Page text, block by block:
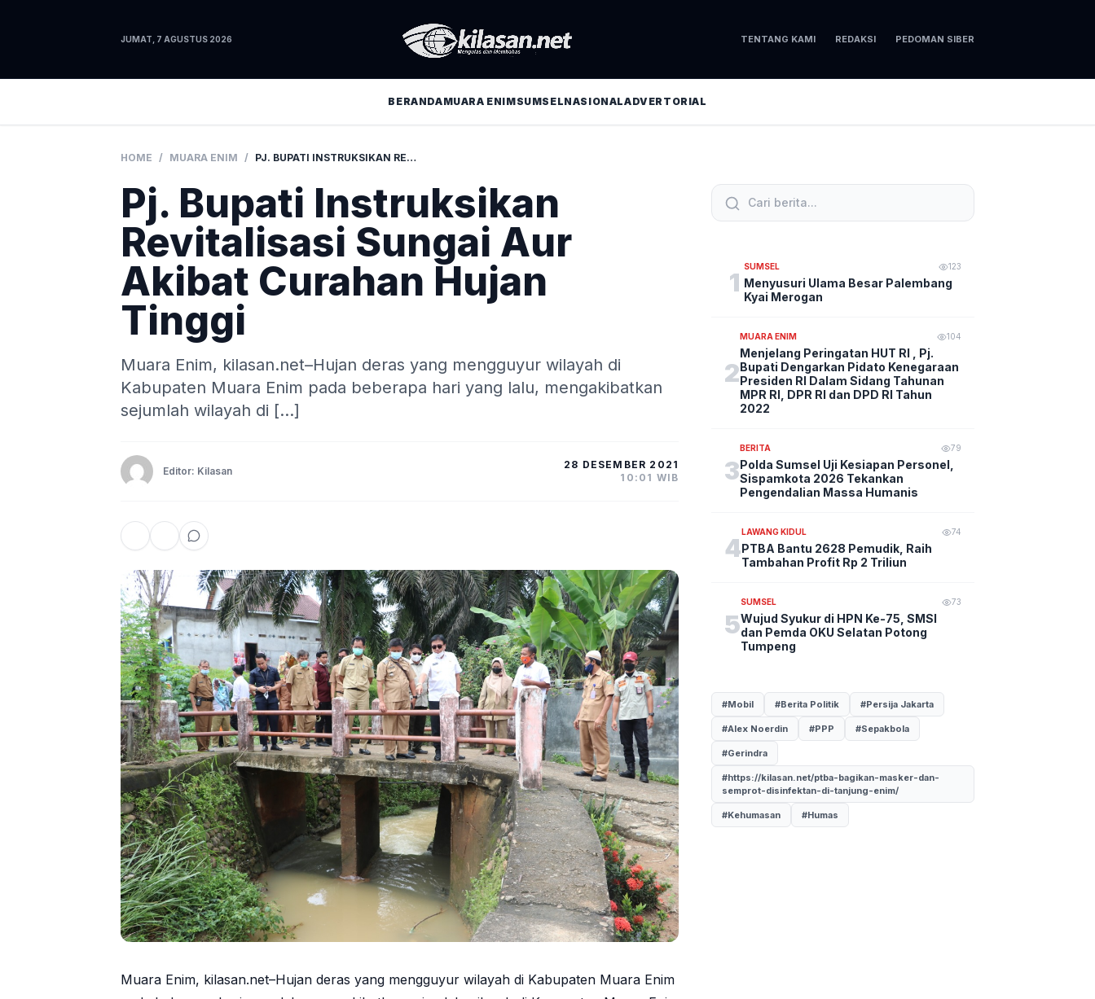
JUMAT, 7 AGUSTUS 2026 TENTANG KAMI REDAKSI PEDOMAN SIBER
BERANDAMUARA ENIMSUMSELNASIONALADVERTORIAL
HOME / MUARA ENIM / PJ. BUPATI INSTRUKSIKAN REVITALISASI SUNGAI AUR AKIBAT CURAHAN HUJAN TINGGI
Pj. Bupati Instruksikan
Revitalisasi Sungai Aur
Akibat Curahan Hujan
Tinggi
Muara Enim, kilasan.net–Hujan deras yang mengguyur wilayah di
Kabupaten Muara Enim pada beberapa hari yang lalu, mengakibatkan
sejumlah wilayah di […]
Editor: Kilasan
28 DESEMBER 2021
10:01 WIB
Muara Enim, kilasan.net–Hujan deras yang mengguyur wilayah di Kabupaten Muara Enim
1
SUMSEL 123
Menyusuri Ulama Besar Palembang
Kyai Merogan
2
MUARA ENIM 104
Menjelang Peringatan HUT RI , Pj.
Bupati Dengarkan Pidato Kenegaraan
Presiden RI Dalam Sidang Tahunan
MPR RI, DPR RI dan DPD RI Tahun
2022
3
BERITA 79
Polda Sumsel Uji Kesiapan Personel,
Sispamkota 2026 Tekankan
Pengendalian Massa Humanis
4
LAWANG KIDUL 74
PTBA Bantu 2628 Pemudik, Raih
Tambahan Profit Rp 2 Triliun
5
SUMSEL 73
Wujud Syukur di HPN Ke-75, SMSI
dan Pemda OKU Selatan Potong
Tumpeng
#Mobil #Berita Politik #Persija Jakarta
#Alex Noerdin #PPP #Sepakbola
#Gerindra
#https://kilasan.net/ptba-bagikan-masker-dan-
semprot-disinfektan-di-tanjung-enim/
#Kehumasan #Humas